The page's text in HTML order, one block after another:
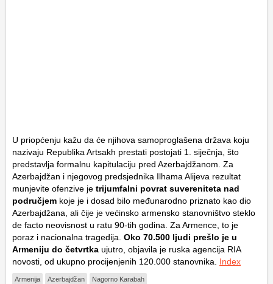
U priopćenju kažu da će njihova samoproglašena država koju
nazivaju Republika Artsakh prestati postojati 1. siječnja, što
predstavlja formalnu kapitulaciju pred Azerbajdžanom. Za
Azerbajdžan i njegovog predsjednika Ilhama Alijeva rezultat
munjevite ofenzive je trijumfalni povrat suvereniteta nad
područjem koje je i dosad bilo međunarodno priznato kao dio
Azerbajdžana, ali čije je većinsko armensko stanovništvo steklo
de facto neovisnost u ratu 90-tih godina. Za Armence, to je
poraz i nacionalna tragedija. Oko 70.500 ljudi prešlo je u
Armeniju do četvrtka ujutro, objavila je ruska agencija RIA
novosti, od ukupno procijenjenih 120.000 stanovnika. Index
Armenija Azerbajdžan Nagorno Karabah